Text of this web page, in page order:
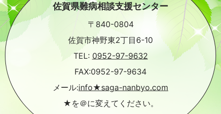
佐賀県難病相談支援センター
〒840-0804
佐賀市神野東2丁目6-10
TEL: 0952-97-9632
FAX:0952-97-9634
メール:info★saga-nanbyo.com
★を＠に変えてください。